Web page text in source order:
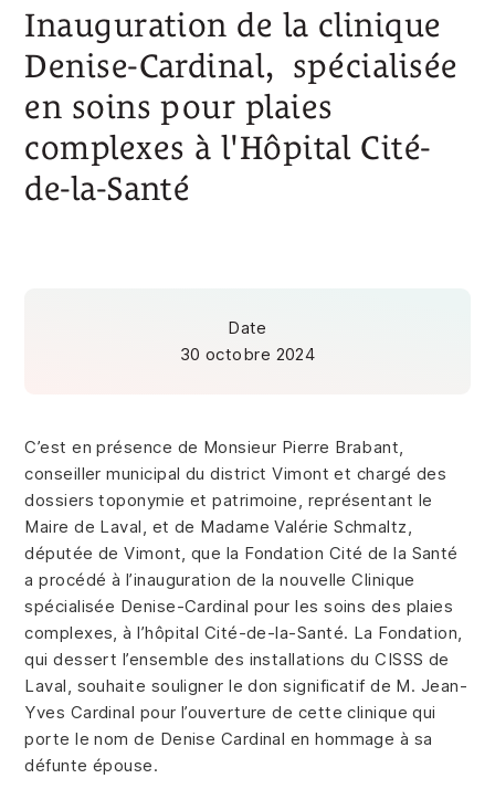
Inauguration de la clinique
Denise-Cardinal, spécialisée
en soins pour plaies
complexes à l'Hôpital Cité-
de-la-Santé
Date
30 octobre 2024
C’est en présence de Monsieur Pierre Brabant,
conseiller municipal du district Vimont et chargé des
dossiers toponymie et patrimoine, représentant le
Maire de Laval, et de Madame Valérie Schmaltz,
députée de Vimont, que la Fondation Cité de la Santé
a procédé à l’inauguration de la nouvelle Clinique
spécialisée Denise-Cardinal pour les soins des plaies
complexes, à l’hôpital Cité-de-la-Santé. La Fondation,
qui dessert l’ensemble des installations du CISSS de
Laval, souhaite souligner le don significatif de M. Jean-
Yves Cardinal pour l’ouverture de cette clinique qui
porte le nom de Denise Cardinal en hommage à sa
défunte épouse.